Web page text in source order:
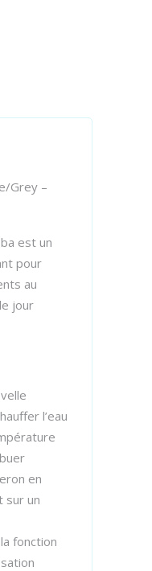
Grey –
est un
pour
au
jour
l’eau
en
sur un
fonction